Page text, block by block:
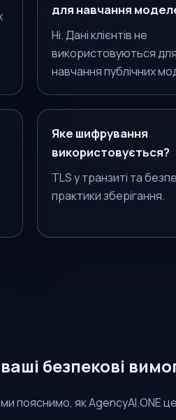
для навчання
Ні. Дані клієнтів не
використовуються для
навчання публічних
Яке шифрування
використовується?
TLS у транзиті та
практики зберігання.
безпекові
пояснимо, як AgencyAI.ONE